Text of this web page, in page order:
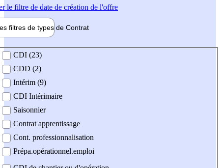
le filtre de date de création de l'offre
filtres de types de Contrat
contrat
CDI (23)
CDD (2)
Intérim (9)
CDI Intérimaire
Saisonnier
Contrat apprentissage
Cont. professionnalisation
Prépa.opérationnel.emploi